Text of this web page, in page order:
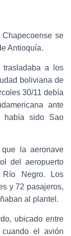
se
Antioquía.
a los
boliviana de
30/11 debía
ante
había sido Sao
la aeronave
del aeropuerto
Río Negro. Los
y 72 pasajeros,
al plantel.
ubicado entre
el avión